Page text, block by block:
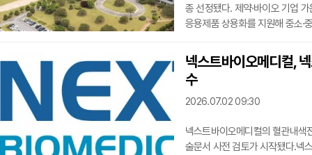
종 선정됐다. 제약·바이오 기업
응용제품 상용화를 지원해 중소·
·설비 운영 전반을 데이터와 AI
형제 2차 포장구역에 무인 자동
물
넥스트바이오메디컬,
수
2026.07.02 09:30
넥스트바이오메디컬의 혈관내
술문서 사전 검토가 시작됐다.넥